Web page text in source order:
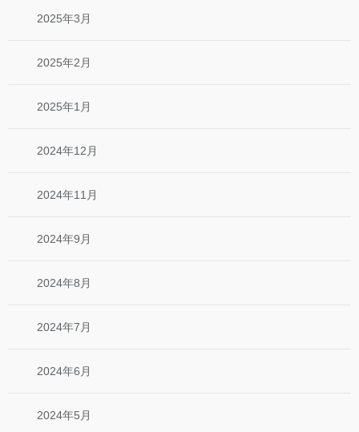
2025年3月
2025年2月
2025年1月
2024年12月
2024年11月
2024年9月
2024年8月
2024年7月
2024年6月
2024年5月